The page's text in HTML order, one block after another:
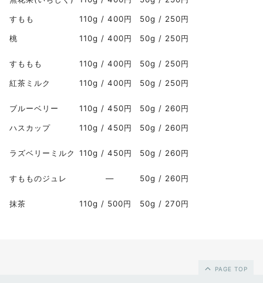
すもも
桃
110g / 400円
110g / 400円
50g / 250円
50g / 250円
すももも
紅茶ミルク
110g / 400円
110g / 400円
50g / 250円
50g / 250円
ブルーベリー
ハスカップ
110g / 450円
110g / 450円
50g / 260円
50g / 260円
ラズベリーミルク 110g / 450円 50g / 260円
すもものジュレ ― 50g / 260円
抹茶 110g / 500円 50g / 270円
PAGE TOP